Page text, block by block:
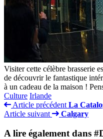
Visiter cette célèbre brasserie
de découvrir le fantastique
à un cadeau de la maison !
Culture Irlande
Article précédent La
Article suivant
Calgary
A lire également dans